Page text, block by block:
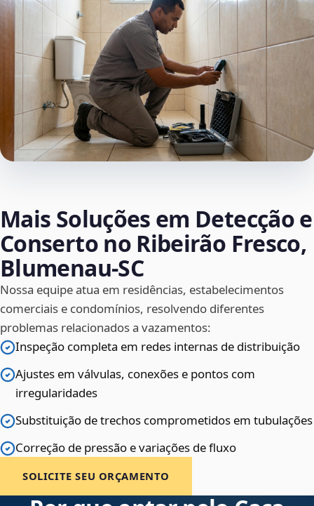
Mais Soluções em Detecção e
Conserto no Ribeirão Fresco,
Blumenau‑SC
Nossa equipe atua em residências, estabelecimentos
comerciais e condomínios, resolvendo diferentes
problemas relacionados a vazamentos:
Inspeção completa em redes internas de distribuição
Ajustes em válvulas, conexões e pontos com
irregularidades
Substituição de trechos comprometidos em tubulações
Correção de pressão e variações de fluxo
SOLICITE SEU ORÇAMENTO